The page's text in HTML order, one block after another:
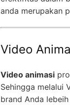
anda merupakan
Video
Video animasi
Sehingga melalui
brand Anda